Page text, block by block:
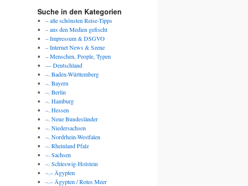
Suche in den Kategorien
– alle schönsten Reise-Tipps
– aus den Medien gefischt
– Impressum & DSGVO
– Internet News & Szene
– Menschen, People, Typen
— Deutschland
–. Baden-Württemberg
–. Bayern
–. Berlin
–. Hamburg
–. Hessen
–. Neue Bundesländer
–. Niedersachsen
–. Nordrhein-Westfalen
–. Rheinland Pfalz
–. Sachsen
–. Schleswig-Holstein
–.– Ägypten
–.– Ägypten / Rotes Meer